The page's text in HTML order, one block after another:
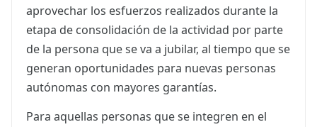
aprovechar los esfuerzos realizados durante la
etapa de consolidación de la actividad por parte
de la persona que se va a jubilar, al tiempo que se
generan oportunidades para nuevas personas
autónomas con mayores garantías.
Para aquellas personas que se integren en el